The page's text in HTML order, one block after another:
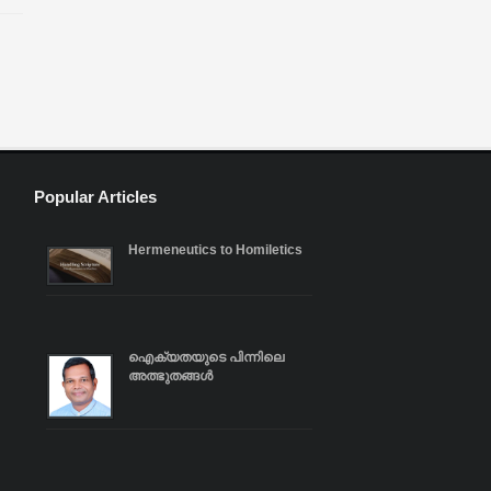
Popular Articles
Hermeneutics to Homiletics
ഐക്യതയുടെ പിന്നിലെ
അത്ഭുതങ്ങൾ